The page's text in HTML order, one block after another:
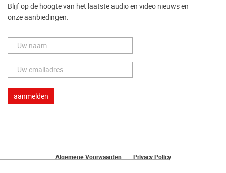
Blijf op de hoogte van het laatste audio en video nieuws en
onze aanbiedingen.
Algemene Voorwaarden
Privacy Policy